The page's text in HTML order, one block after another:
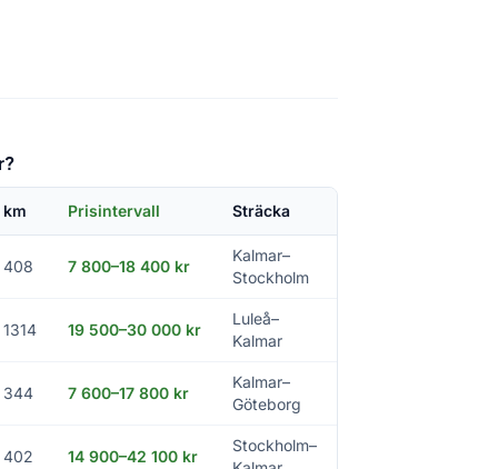
km Prisintervall Sträcka
408 7 800–18 400 kr
Kalmar–
Stockholm
1314 19 500–30 000 kr
Luleå–
Kalmar
344 7 600–17 800 kr
Kalmar–
Göteborg
402 14 900–42 100 kr
Stockholm–